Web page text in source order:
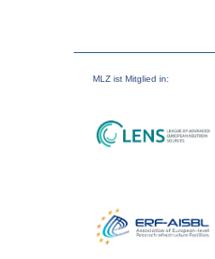
MLZ ist Mitglied in: